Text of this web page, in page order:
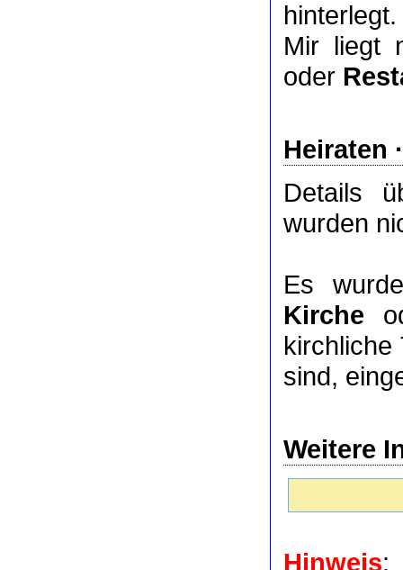
hinterlegt.
Mir liegt
oder
Heiraten
Details
wurden
Es
Kirche
kirchliche
sind,
Weitere
Hinweis: